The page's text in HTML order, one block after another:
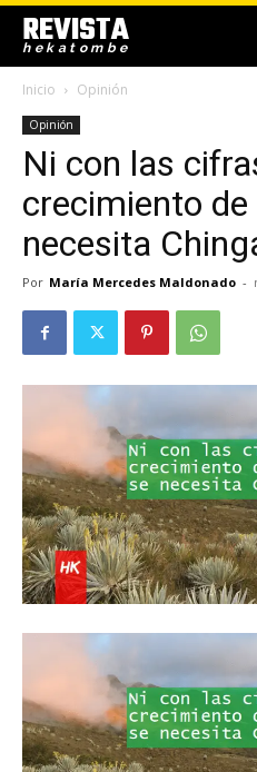
REVISTA
hekatombe
Inicio Opinión
Opinión
Ni con las
crecimiento
necesita
Por María Mercedes Maldonado -